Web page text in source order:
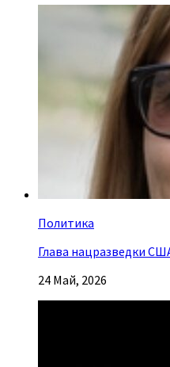
Политика
Глава нацразведки
24 Май, 2026